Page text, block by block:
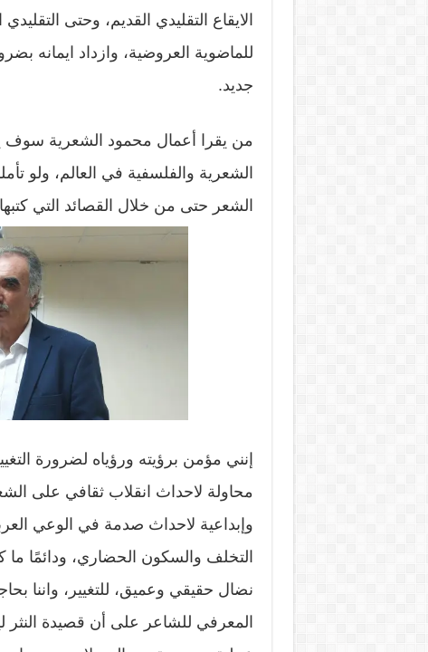
الايقاع التقليدي القديم، وحتى
للماضوية العروضية، وازداد ايمانه
جديد.
من يقرا أعمال محمود الشعرية سوف
الشعرية والفلسفية في العالم، ولو
الشعر حتى من خلال القصائد التي
إنني مؤمن برؤيته ورؤياه لضرورة
محاولة لاحداث انقلاب ثقافي على
وإبداعية لاحداث صدمة في الوعي
التخلف والسكون الحضاري، ودائمًا ما
نضال حقيقي وعميق، للتغيير، واننا
المعرفي للشاعر على أن قصيدة